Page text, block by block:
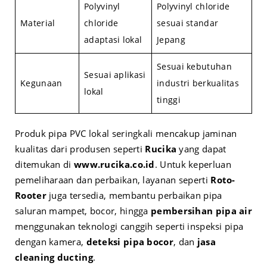
Material
Polyvinyl
chloride
adaptasi lokal
Polyvinyl chloride
sesuai standar
Jepang
Kegunaan
Sesuai aplikasi
lokal
Sesuai kebutuhan
industri berkualitas
tinggi
Produk pipa PVC lokal seringkali mencakup jaminan
kualitas dari produsen seperti Rucika yang dapat
ditemukan di www.rucika.co.id. Untuk keperluan
pemeliharaan dan perbaikan, layanan seperti Roto-
Rooterjuga tersedia, membantu perbaikan pipa
saluran mampet, bocor, hingga pembersihan pipa air
menggunakan teknologi canggih seperti inspeksi pipa
dengan kamera, deteksi pipa bocor, dan jasa
cleaning ducting.